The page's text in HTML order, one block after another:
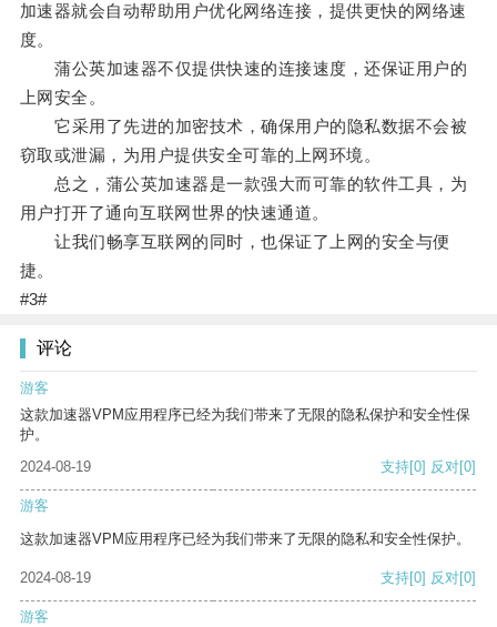
加速器就会自动帮助用户优化网络连接，提供更快的网络速
度。
蒲公英加速器不仅提供快速的连接速度，还保证用户的
上网安全。
它采用了先进的加密技术，确保用户的隐私数据不会被
窃取或泄漏，为用户提供安全可靠的上网环境。
总之，蒲公英加速器是一款强大而可靠的软件工具，为
用户打开了通向互联网世界的快速通道。
让我们畅享互联网的同时，也保证了上网的安全与便
捷。
#3#
评论
游客
这款加速器VPM应用程序已经为我们带来了无限的隐私保护和安全性保
护。
2024-08-19
支持[0] 反对[0]
游客
这款加速器VPM应用程序已经为我们带来了无限的隐私和安全性保护。
2024-08-19 支持[0] 反对[0]
游客